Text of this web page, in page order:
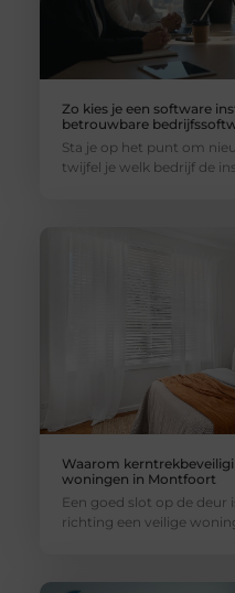
Zo kies je een software
betrouwbare
Sta je op het punt om
twijfel je welk bedrijf de
Waarom
woningen in Montfoort
Een goed slot op de deur
richting een veilige